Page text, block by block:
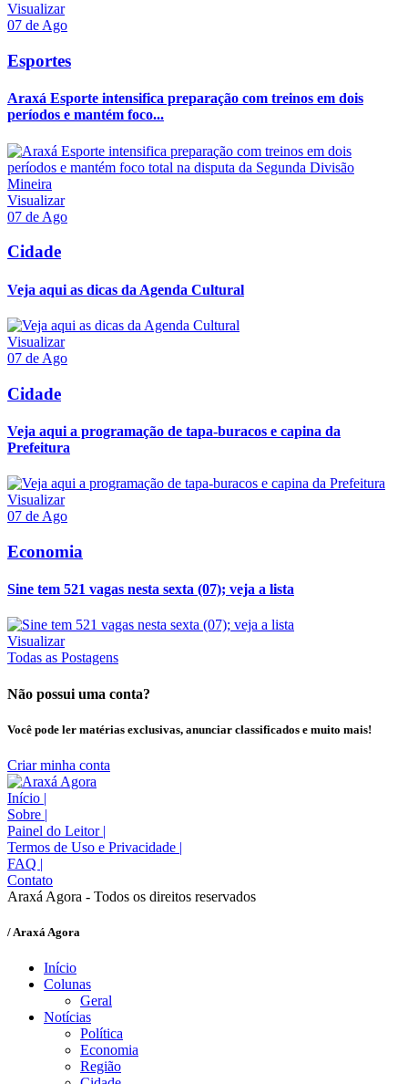
Visualizar
07 de Ago
Esportes
Araxá Esporte intensifica preparação com treinos em dois
períodos e mantém foco...
Visualizar
07 de Ago
Cidade
Veja aqui as dicas da Agenda Cultural
Visualizar
07 de Ago
Cidade
Veja aqui a programação de tapa-buracos e capina da
Prefeitura
Visualizar
07 de Ago
Economia
Sine tem 521 vagas nesta sexta (07); veja a lista
Visualizar
Todas as Postagens
Não possui uma conta?
Você pode ler matérias exclusivas, anunciar classificados e muito mais!
Criar minha conta
Início |
Sobre |
Painel do Leitor |
Termos de Uso e Privacidade |
FAQ |
Contato
Araxá Agora - Todos os direitos reservados
/ Araxá Agora
Início
Colunas
Geral
Notícias
Política
Economia
Região